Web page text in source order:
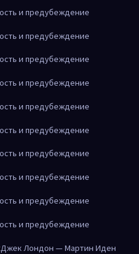
и предубеждение
и предубеждение
и предубеждение
и предубеждение
и предубеждение
и предубеждение
и предубеждение
и предубеждение
и предубеждение
и предубеждение
Джек Лондон — Мартин Иден